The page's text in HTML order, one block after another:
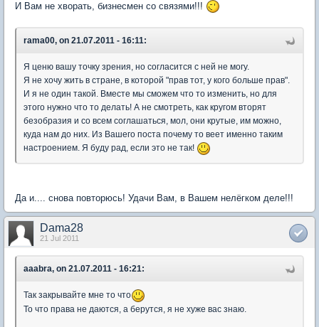
И Вам не хворать, бизнесмен со связями!!!
rama00, on 21.07.2011 - 16:11:
Я ценю вашу точку зрения, но согласится с ней не могу.
Я не хочу жить в стране, в которой "прав тот, у кого больше прав".
И я не один такой. Вместе мы сможем что то изменить, но для
этого нужно что то делать! А не смотреть, как кругом вторят
безобразия и со всем соглашаться, мол, они крутые, им можно,
куда нам до них. Из Вашего поста почему то веет именно таким
настроением. Я буду рад, если это не так!
Да и.... снова повторюсь! Удачи Вам, в Вашем нелёгком деле!!!
Dama28
21 Jul 2011
aaabra, on 21.07.2011 - 16:21:
Так закрывайте мне то что
То что права не даются, а берутся, я не хуже вас знаю.